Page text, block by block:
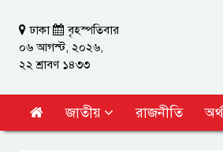
ঢাকা
বৃহস্পতিবার
০৬ আগস্ট, ২০২৬,
২২ শ্রাবণ ১৪৩৩
জাতীয় রাজনীতি